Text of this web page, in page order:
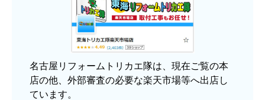
大手ネットショップよりも結構安いところで買う
のは不安でしたが、発送もかなり早くて、梱包も
丁寧でした。
名古屋リフォームトリカエ隊は、現在ご覧の本
店の他、外部審査の必要な楽天市場等へ出店し
ています。